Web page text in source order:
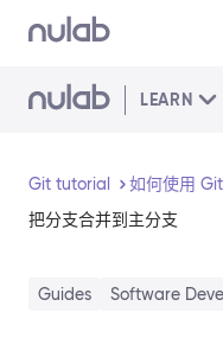
Skip to main content
LEARN
Git tutorial 如何使用 Git
把分支合并到主分支
Guides Software